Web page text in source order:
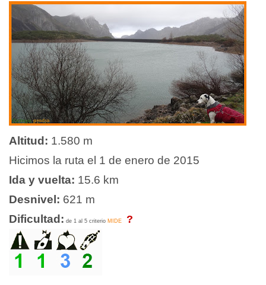
Altitud: 1.580 m
Hicimos la ruta el 1 de enero de 2015
Ida y vuelta: 15.6 km
Desnivel: 621 m
Dificultad: de 1 al 5 criterio MIDE ?